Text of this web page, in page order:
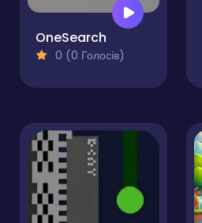
OneSearch
0 (0 Голосів)